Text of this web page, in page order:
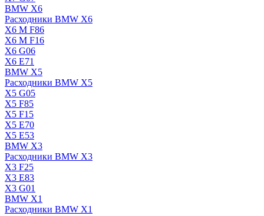
BMW X6
Расходники BMW X6
X6 M F86
X6 M F16
X6 G06
X6 E71
BMW X5
Расходники BMW X5
X5 G05
X5 F85
X5 F15
X5 E70
X5 E53
BMW X3
Расходники BMW X3
X3 F25
X3 E83
X3 G01
BMW X1
Расходники BMW X1